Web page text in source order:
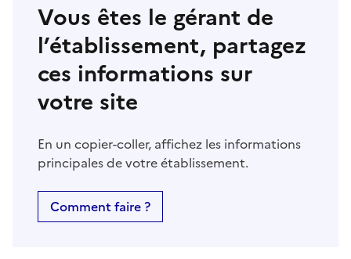
Vous êtes le gérant de
l’établissement, partagez
ces informations sur
votre site
En un copier-coller, affichez les informations
principales de votre établissement.
Comment faire ?